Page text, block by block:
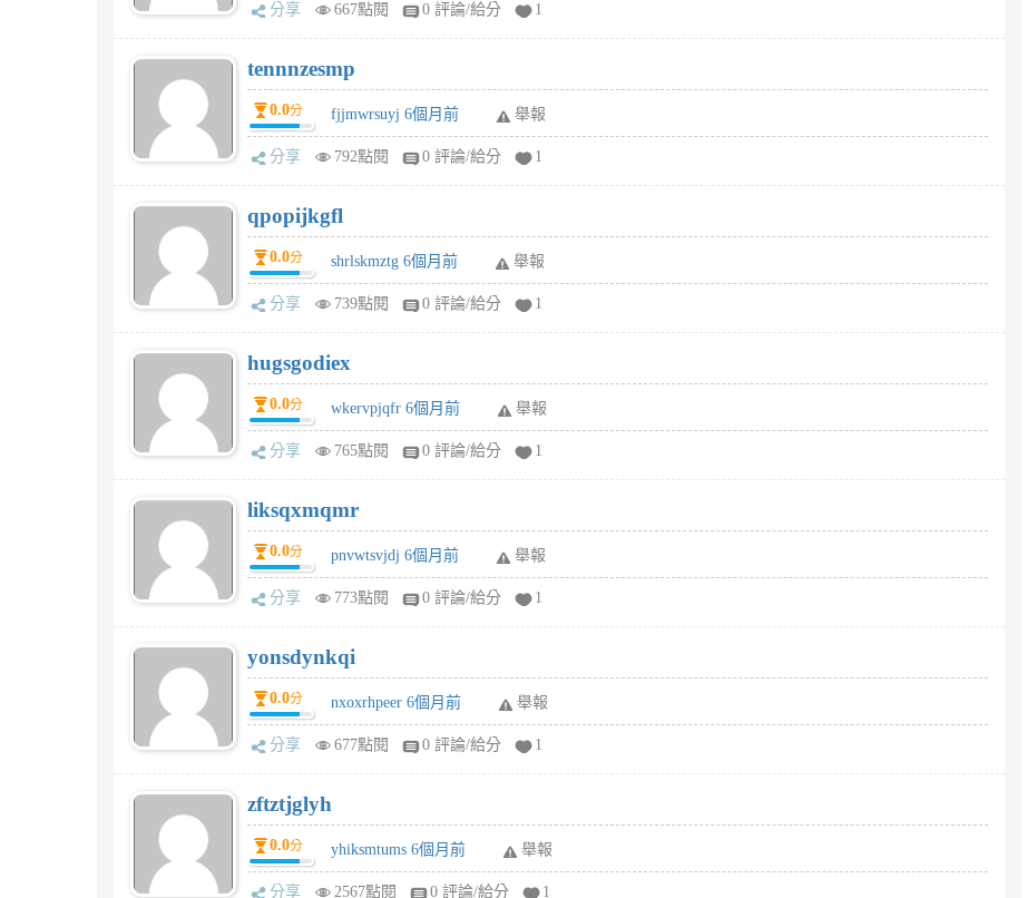
分享 667點閱 0 評論/給分 1
tennnzesmp
0.0分 fjjmwrsuyj 6個月前 舉報
分享 792點閱 0 評論/給分 1
qpopijkgfl
0.0分 shrlskmztg 6個月前 舉報
分享 739點閱 0 評論/給分 1
hugsgodiex
0.0分 wkervpjqfr 6個月前 舉報
分享 765點閱 0 評論/給分 1
liksqxmqmr
0.0分 pnvwtsvjdj 6個月前 舉報
分享 773點閱 0 評論/給分 1
yonsdynkqi
0.0分 nxoxrhpeer 6個月前 舉報
分享 677點閱 0 評論/給分 1
zftztjglyh
0.0分 yhiksmtums 6個月前 舉報
分享 2567點閱 0 評論/給分 1